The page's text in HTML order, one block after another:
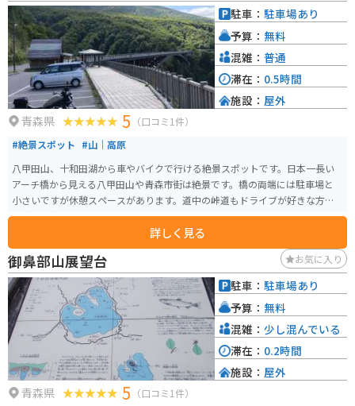
青森県 5 （口コミ1件）
#絶景スポット #山｜高原
八甲田山、十和田湖から車やバイクで行ける絶景スポットです。日本一長い
アーチ橋から見える八甲田山や青森市街は絶景です。橋の両端には駐車場と
小さいですが休憩スペースがあります。道中の峠道もドライブが好きな方な
ら楽しい道です。
詳しく見る
駐車： 駐車場あり
予算： 無料
混雑： 普通
滞在： 0.5時間
施設： 屋外
御鼻部山展望台 お気に入り
青森県 5 （口コミ1件）
駐車： 駐車場あり
予算： 無料
混雑： 少し混んでいる
滞在： 0.2時間
施設： 屋外